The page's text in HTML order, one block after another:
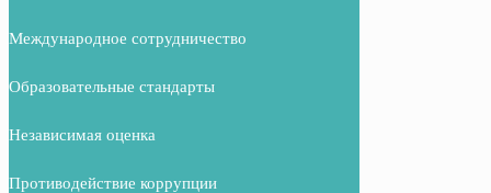
Международное сотрудничество
Образовательные стандарты
Независимая оценка
Противодействие коррупции